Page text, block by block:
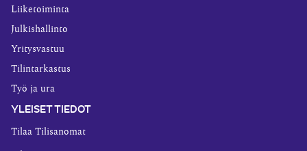
Liiketoiminta
Julkishallinto
Yritysvastuu
Tilintarkastus
Työ ja ura
YLEISET TIEDOT
Tilaa Tilisanomat